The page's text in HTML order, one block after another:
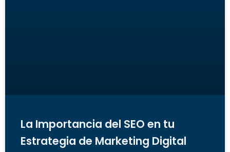
La Importancia del SEO en tu
Estrategia de Marketing Digital